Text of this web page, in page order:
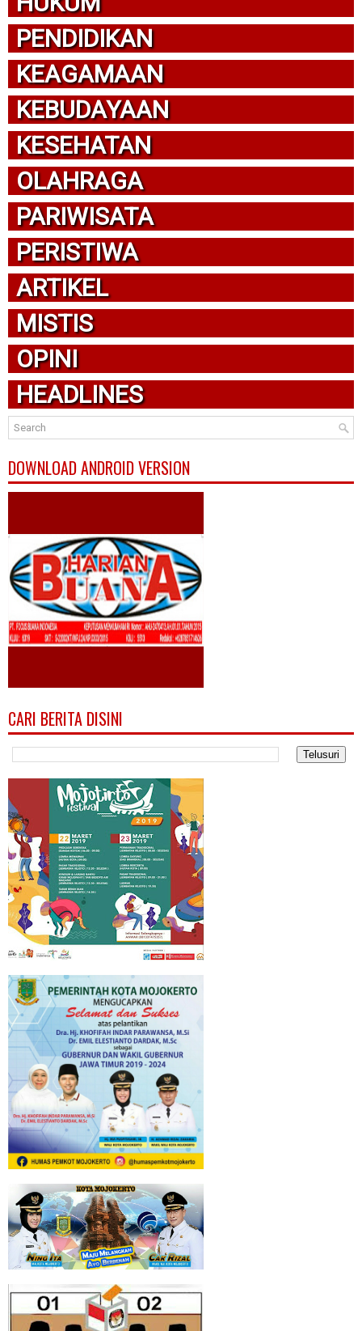
PENDIDIKAN
KEAGAMAAN
KEBUDAYAAN
KESEHATAN
OLAHRAGA
PARIWISATA
PERISTIWA
ARTIKEL
MISTIS
OPINI
HEADLINES
DOWNLOAD ANDROID VERSION
CARI BERITA DISINI